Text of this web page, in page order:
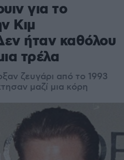
για το
Κιμ
ήταν καθόλου
τρέλα
ζευγάρι από το 1993
μαζί μια κόρη